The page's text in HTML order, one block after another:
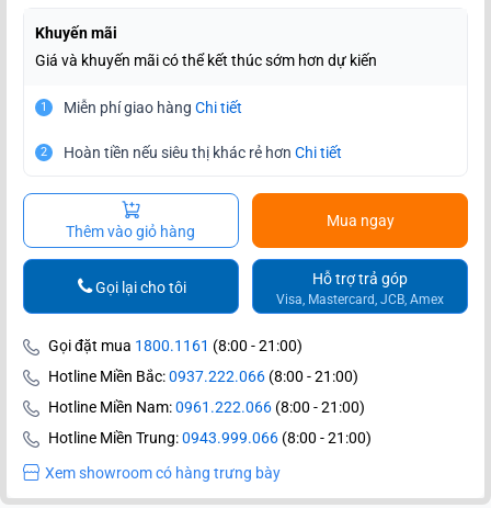
Khuyến mãi
Giá và khuyến mãi có thể kết thúc sớm hơn dự kiến
1 Miễn phí giao hàng Chi tiết
2 Hoàn tiền nếu siêu thị khác rẻ hơn Chi tiết
Thêm vào giỏ hàng
Mua ngay
Hỗ trợ trả góp
Visa, Mastercard, JCB, Amex
Gọi lại cho tôi
Gọi đặt mua 1800.1161 (8:00 - 21:00)
Hotline Miền Bắc:0937.222.066 (8:00 - 21:00)
Hotline Miền Nam:0961.222.066 (8:00 - 21:00)
Hotline Miền Trung:0943.999.066 (8:00 - 21:00)
Xem showroom có hàng trưng bày